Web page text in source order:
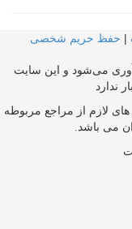
| حفظ حریم شخصی
می‌شود و این سایت
ندارد
لازم از مراجع مربوطه
می باشد.